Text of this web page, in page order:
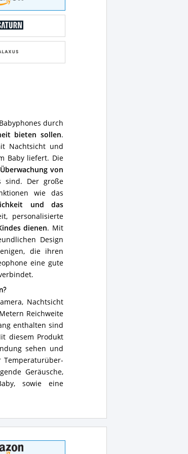
durch
bieten sollen.
Nachtsicht und
Baby liefert. Die
von
sind. Der große
wie das
und das
personalisierte
dienen. Mit
Design
die ihren
eine gute
Nachtsicht
Reichweite
enthalten sind
diesem Produkt
sehen und
Temperaturüber-
Geräusche,
sowie eine